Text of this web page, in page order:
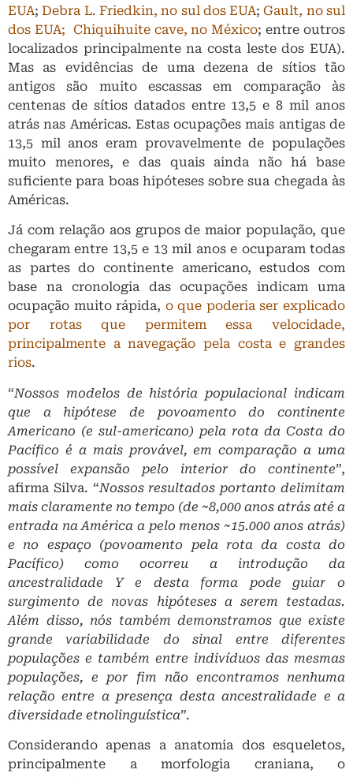
EUA; Debra L. Friedkin, no sul dos EUA;Gault, no sul
dos EUA; Chiquihuite cave, no México; entre outros
localizados principalmente na costa leste dos EUA).
Mas as evidências de uma dezena de sítios tão
antigos são muito escassas em comparação às
centenas de sítios datados entre 13,5 e 8 mil anos
atrás nas Américas. Estas ocupações mais antigas de
13,5 mil anos eram provavelmente de populações
muito menores, e das quais ainda não há base
suficiente para boas hipóteses sobre sua chegada às
Américas.
Já com relação aos grupos de maior população, que
chegaram entre 13,5 e 13 mil anos e ocuparam todas
as partes do continente americano, estudos com
base na cronologia das ocupações indicam uma
ocupação muito rápida, o que poderia ser explicado
por rotas que permitem essa velocidade,
principalmente a navegação pela costa e grandes
rios.
“Nossos modelos de história populacional indicam
que a hipótese de povoamento do continente
Americano (e sul-americano) pela rota da Costa do
Pacífico é a mais provável, em comparação a uma
possível expansão pelo interior do continente”,
afirma Silva. “Nossos resultados portanto delimitam
mais claramente no tempo (de ~8,000 anos atrás até a
entrada na América a pelo menos ~15.000 anos atrás)
e no espaço (povoamento pela rota da costa do
Pacífico) como ocorreu a introdução da
ancestralidade Y e desta forma pode guiar o
surgimento de novas hipóteses a serem testadas.
Além disso, nós também demonstramos que existe
grande variabilidade do sinal entre diferentes
populações e também entre indivíduos das mesmas
populações, e por fim não encontramos nenhuma
relação entre a presença desta ancestralidade e a
diversidade etnolinguística”.
Considerando apenas a anatomia dos esqueletos,
principalmente a morfologia craniana, o